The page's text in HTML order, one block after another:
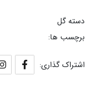
دسته گل
برچسب ها:
اشتراک گذاری: